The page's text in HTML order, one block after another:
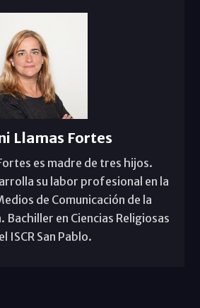
Llamas Fortes
es madre de tres hijos.
su labor profesional en la
de Comunicación de la
Bachiller en Ciencias Religiosas
ISCR San Pablo.